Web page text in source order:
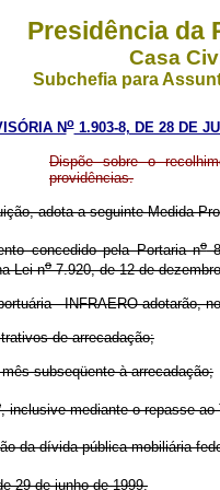
Presidência da
Casa
Subchefia para
No1.903-8, DE 28 DE
Dispõe sobre o
providências.
adota a seguinte Medida
concedido pela Portaria no
Lei no7.920, de 12 de
- INFRAERO adotarão,
de arrecadação;
subseqüente à arrecadação;
, inclusive mediante o repasse
da dívida pública mobiliária
29 de junho de 1999.